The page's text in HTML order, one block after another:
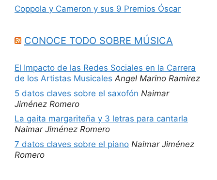
Coppola y Cameron y sus 9 Premios Óscar
CONOCE TODO SOBRE MÚSICA
El Impacto de las Redes Sociales en la Carrera
de los Artistas Musicales Angel Marino Ramirez
5 datos claves sobre el saxofón Naimar
Jiménez Romero
La gaita margariteña y 3 letras para cantarla
Naimar Jiménez Romero
7 datos claves sobre el piano Naimar Jiménez
Romero